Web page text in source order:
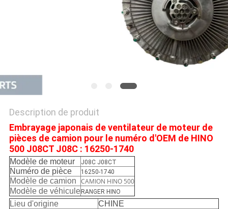
Description de produit
Embrayage japonais de ventilateur de moteur de
pièces de camion pour le numéro d'OEM de HINO
500 J08CT J08C : 16250-1740
Modèle de moteur J08C J08CT
Numéro de pièce 16250-1740
Modèle de camion CAMION HINO 500
Modèle de véhicule RANGER HINO
Lieu d'origine
CHINE